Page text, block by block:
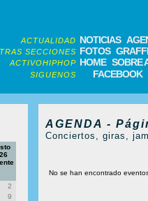
ACTUALIDAD NOTICIAS
SECCIONES FOTOS
ACTIVOHIPHOP HOME SOBRE
SIGUENOS FACEBOOK
2
9
AGENDA -
Conciertos, giras,
No se han encontrado